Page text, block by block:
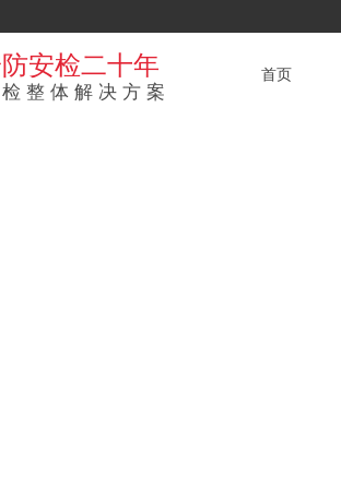
安检二十年
整体解决方案
首页